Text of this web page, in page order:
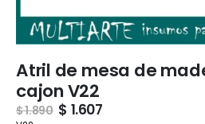
Atril de mesa de
cajon V22
$1.890 $ 1.607